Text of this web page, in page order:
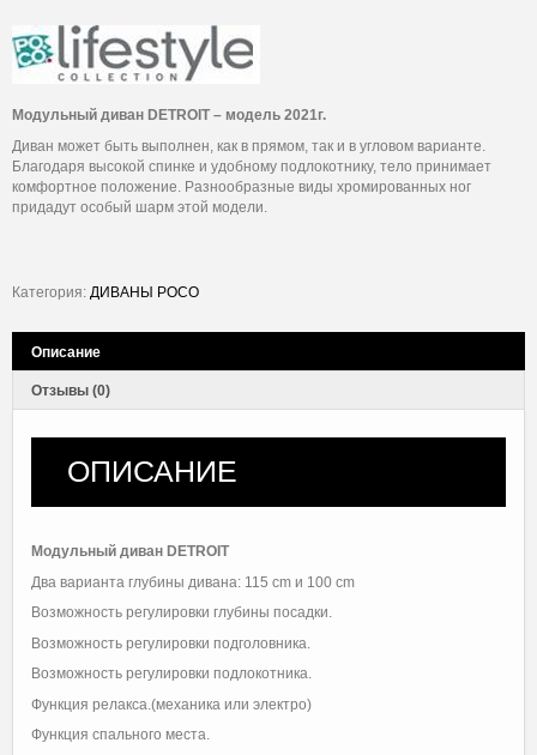
Модульный диван DETROIT – модель 2021г.
Диван может быть выполнен, как в прямом, так и в угловом варианте.
Благодаря высокой спинке и удобному подлокотнику, тело принимает
комфортное положение. Разнообразные виды хромированных ног
придадут особый шарм этой модели.
Категория: ДИВАНЫ POCO
Описание
Отзывы (0)
ОПИСАНИЕ
Модульный диван DETROIT
Два варианта глубины дивана: 115 cm и 100 cm
Возможность регулировки глубины посадки.
Возможность регулировки подголовника.
Возможность регулировки подлокотника.
Функция релакса.(механика или электро)
Функция спального места.